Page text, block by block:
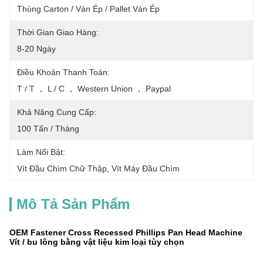
Thùng Carton / Ván Ép / Pallet Ván Ép
Thời Gian Giao Hàng:
8-20 Ngày
Điều Khoản Thanh Toán:
T / T ， L / C ， Western Union ， Paypal
Khả Năng Cung Cấp:
100 Tấn / Tháng
Làm Nổi Bật:
Vít Đầu Chìm Chữ Thập Vít Máy Đầu Chìm
Mô Tả Sản Phẩm
OEM Fastener Cross Recessed Phillips Pan Head Machine
Vít / bu lông bằng vật liệu kim loại tùy chọn